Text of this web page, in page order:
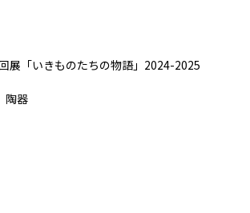
展「いきものたちの物語」2024-2025
陶器